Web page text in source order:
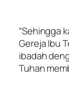
“Sehingga
Gereja Ibu
ibadah
Tuhan